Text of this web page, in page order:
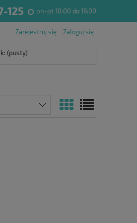
125 pn-pt 10:00 do 16:00
Zarejestruj się Zaloguj się
(pusty)